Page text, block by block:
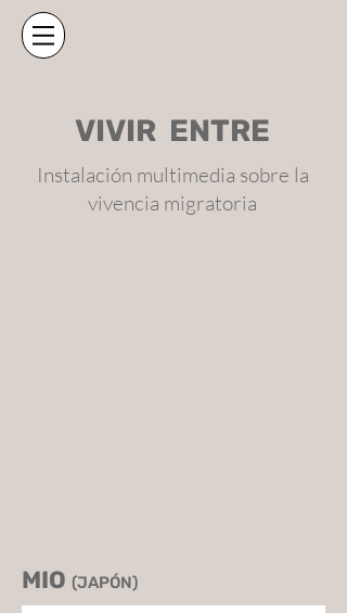
VIVIR ENTRE
Instalación multimedia sobre la
vivencia migratoria
MIO (JAPÓN)